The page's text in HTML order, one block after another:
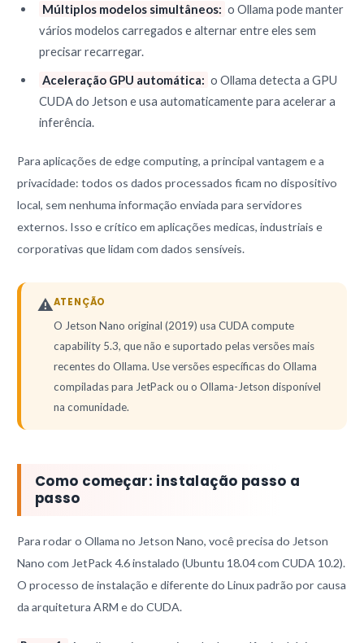
Múltiplos modelos simultâneos: o Ollama pode manter
vários modelos carregados e alternar entre eles sem
precisar recarregar.
Aceleração GPU automática: o Ollama detecta a GPU
CUDA do Jetson e usa automaticamente para acelerar a
inferência.
Para aplicações de edge computing, a principal vantagem e a
privacidade: todos os dados processados ficam no dispositivo
local, sem nenhuma informação enviada para servidores
externos. Isso e crítico em aplicações medicas, industriais e
corporativas que lidam com dados sensíveis.
⚠️ATENÇÃO
O Jetson Nano original (2019) usa CUDA compute
capability 5.3, que não e suportado pelas versões mais
recentes do Ollama. Use versões específicas do Ollama
compiladas para JetPack ou o Ollama-Jetson disponível
na comunidade.
Como começar: instalação passo a
passo
Para rodar o Ollama no Jetson Nano, você precisa do Jetson
Nano com JetPack 4.6 instalado (Ubuntu 18.04 com CUDA 10.2).
O processo de instalação e diferente do Linux padrão por causa
da arquitetura ARM e do CUDA.